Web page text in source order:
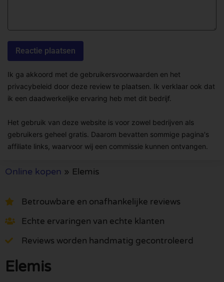
Ik ga akkoord met de gebruikersvoorwaarden en het
privacybeleid door deze review te plaatsen. Ik verklaar ook dat
ik een daadwerkelijke ervaring heb met dit bedrijf.
Het gebruik van deze website is voor zowel bedrijven als
gebruikers geheel gratis. Daarom bevatten sommige pagina's
affiliate links, waarvoor wij een commissie kunnen ontvangen.
Online kopen » Elemis
Betrouwbare en onafhankelijke reviews
Echte ervaringen van echte klanten
Reviews worden handmatig gecontroleerd
Elemis